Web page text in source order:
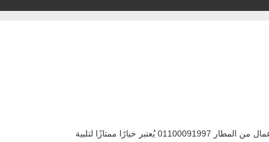
عروض السنة : ايجار ميتسوبيشي باجيرو ليموزين نصار خصومات ايجار ليموزين بالتالي تأجير ليموزين ميتسوبيشي باجيرو لاستقبال رجال الأعمال من المطار 01100091997 يُعتبر خيارًا ممتازًا لتلبية